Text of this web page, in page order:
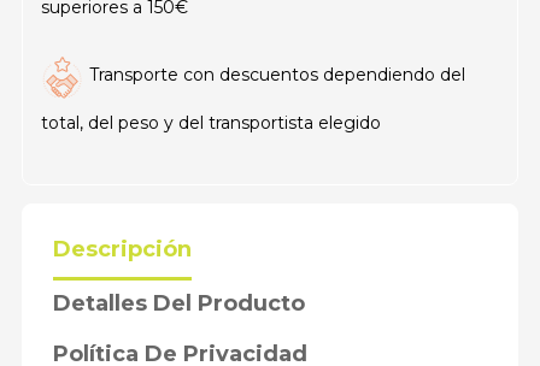
superiores a 150€
Transporte con descuentos dependiendo del
total, del peso y del transportista elegido
Descripción
Detalles Del Producto
Política De Privacidad